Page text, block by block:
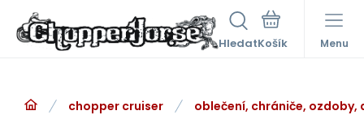
Hledat Menu
chopper cruiser
oblečení, chrániče, ozdoby,